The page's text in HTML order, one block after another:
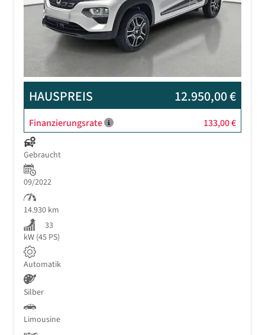
HAUSPREIS 12.950,00 €
Finanzierungsrate 133,00 €
Gebraucht
09/2022
14.930 km
33
kW (45 PS)
Automatik
Silber
Limousine